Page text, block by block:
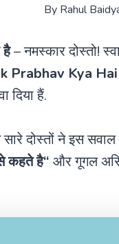
By Rahul
है– नमस्कार दोस्तो!
Prabhav Kya Hai
दिया हैं.
दोस्तों ने इस
कहते है“ और गूगल